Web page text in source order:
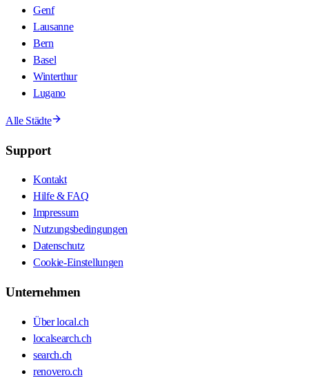
Genf
Lausanne
Bern
Basel
Winterthur
Lugano
Alle Städte
Support
Kontakt
Hilfe & FAQ
Impressum
Nutzungsbedingungen
Datenschutz
Cookie-Einstellungen
Unternehmen
Über local.ch
localsearch.ch
search.ch
renovero.ch